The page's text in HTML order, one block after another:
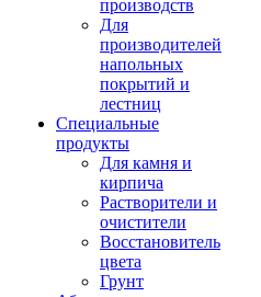
производств
Для
производителей
напольных
покрытий и
лестниц
Специальные
продукты
Для камня и
кирпича
Растворители и
очистители
Восстановитель
цвета
Грунт